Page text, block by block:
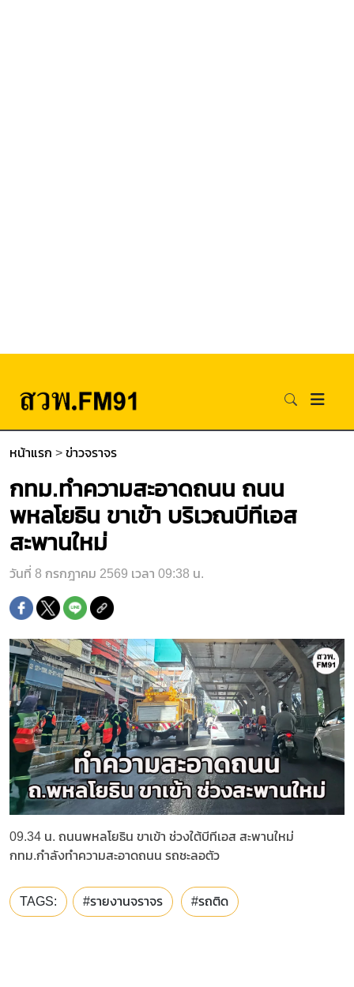
หน้าแรก > ข่าวจราจร
กทม.ทำความสะอาดถนน ถนน
พหลโยธิน ขาเข้า บริเวณบีทีเอส
สะพานใหม่
วันที่ 8 กรกฎาคม 2569 เวลา 09:38 น.
09.34 น. ถนนพหลโยธิน ขาเข้า ช่วงใต้บีทีเอส สะพานใหม่
กทม.กำลังทำความสะอาดถนน รถชะลอตัว
TAGS: #รายงานจราจร #รถติด